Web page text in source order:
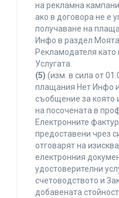
на рекламна
ако в договора не е
получаване на
Инфо в раздел
Рекламодателя
Услугата.
(5) (изм. в сила от
плащания Нет Инфо
съобщение за която
на посочената в
Електронните
предоставени чрез
отговарят на
електронния
удостоверителни
счетоводството и
добавената